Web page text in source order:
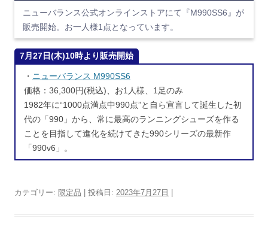
ニューバランス公式オンラインストアにて『M990SS6』が
販売開始。お一人様1点となっています。
7月27日(木)10時より販売開始
・ ニューバランス M990SS6
価格：36,300円(税込)、お1人様、1足のみ
1982年に“1000点満点中990点”と自ら宣言して誕生した初
代の「990」から、常に最高のランニングシューズを作る
ことを目指して進化を続けてきた990シリーズの最新作
「990v6」。
カテゴリー: 限定品 | 投稿日: 2023年7月27日